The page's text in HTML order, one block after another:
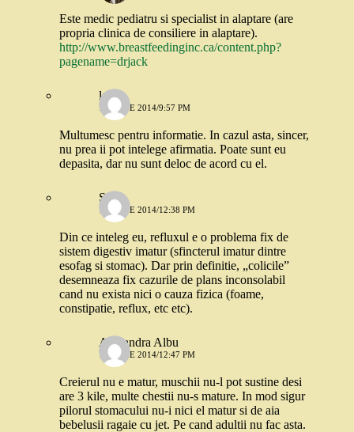
Este medic pediatru si specialist in alaptare (are
propria clinica de consiliere in alaptare).
http://www.breastfeedinginc.ca/content.php?
pagename=drjack
larisa
17 IUNIE 2014/9:57 PM
Multumesc pentru informatie. In cazul asta, sincer,
nu prea ii pot intelege afirmatia. Poate sunt eu
depasita, dar nu sunt deloc de acord cu el.
Stefi
17 IUNIE 2014/12:38 PM
Din ce inteleg eu, refluxul e o problema fix de
sistem digestiv imatur (sfincterul imatur dintre
esofag si stomac). Dar prin definitie, „colicile”
desemneaza fix cazurile de plans inconsolabil
cand nu exista nici o cauza fizica (foame,
constipatie, reflux, etc etc).
Alexandra Albu
17 IUNIE 2014/12:47 PM
Creierul nu e matur, muschii nu-l pot sustine desi
are 3 kile, multe chestii nu-s mature. In mod sigur
pilorul stomacului nu-i nici el matur si de aia
bebelusii ragaie cu jet. Pe cand adultii nu fac asta.